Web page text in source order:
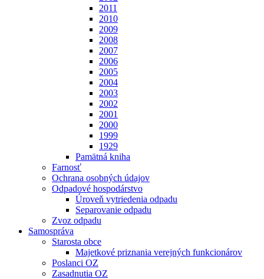
2011
2010
2009
2008
2007
2006
2005
2004
2003
2002
2001
2000
1999
1929
Pamätná kniha
Farnosť
Ochrana osobných údajov
Odpadové hospodárstvo
Úroveň vytriedenia odpadu
Separovanie odpadu
Zvoz odpadu
Samospráva
Starosta obce
Majetkové priznania verejných funkcionárov
Poslanci OZ
Zasadnutia OZ